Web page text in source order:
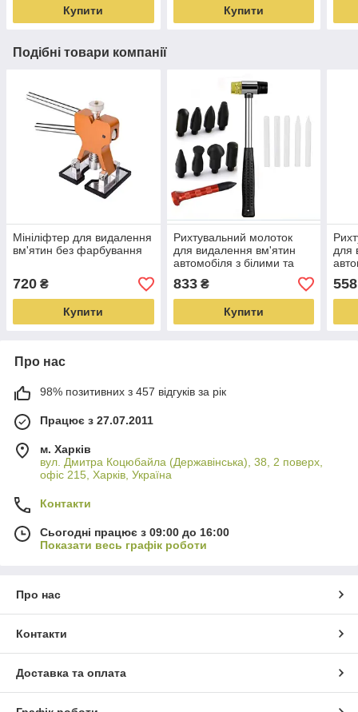
Купити Купити
Подібні товари компанії
Мініліфтер для видалення
вм'ятин без фарбування
720 ₴
Купити
Рихтувальний молоток
для видалення вм'ятин
автомобіля з білими та
833₴
Купити
для
558
Про нас
98% позитивних з 457 відгуків за рік
Працює з 27.07.2011
м. Харків
вул. Дмитра Коцюбайла (Державінська), 38, 2 поверх,
офіс 215, Харків, Україна
Контакти
Сьогодні працює з 09:00 до 16:00
Показати весь графік роботи
Про нас
Контакти
Доставка та оплата